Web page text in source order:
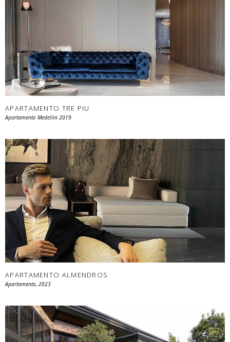
APARTAMENTO TRE PIU
Apartamento Medellin 2019
APARTAMENTO ALMENDROS
Apartamento, 2023